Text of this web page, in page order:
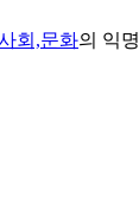
회,문화의 익명